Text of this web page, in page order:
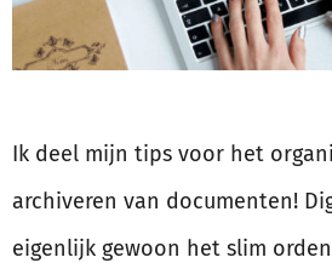
Ik deel mijn tips voor het
archiveren van documenten!
eigenlijk gewoon het slim